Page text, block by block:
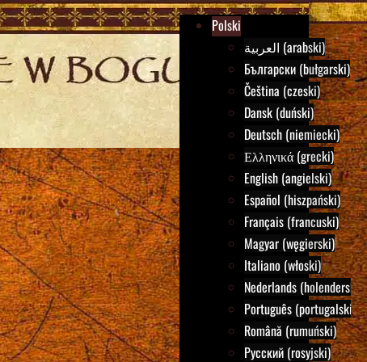
Polski
العربية (arabski)
Български (bułgarski)
Čeština (czeski)
Dansk (duński)
Deutsch (niemiecki)
Ελληνικά (grecki)
English (angielski)
Español (hiszpański)
Français (francuski)
Magyar (węgierski)
Italiano (włoski)
Nederlands (holenderski)
Português (portugalski)
Română (rumuński)
Русский (rosyjski)